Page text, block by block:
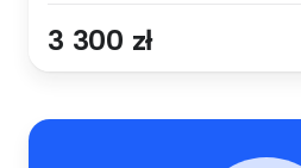
3 300 zł